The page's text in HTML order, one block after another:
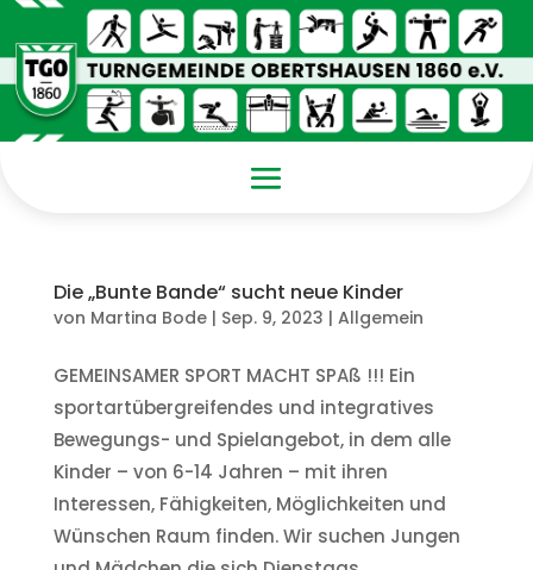
Die „Bunte Bande“ sucht neue Kinder
von Martina Bode| Sep. 9, 2023 | Allgemein
GEMEINSAMER SPORT MACHT SPAß !!! Ein
sportartübergreifendes und integratives
Bewegungs- und Spielangebot, in dem alle
Kinder – von 6-14 Jahren – mit ihren
Interessen, Fähigkeiten, Möglichkeiten und
Wünschen Raum finden. Wir suchen Jungen